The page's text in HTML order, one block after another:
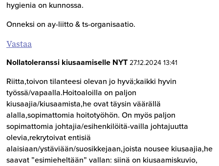
hygienia on kunnossa.
Onneksi on ay-liitto & ts-organisaatio.
Vastaa
Nollatoleranssi kiusaamiselle NYT 27.12.2024 13:41
Riitta,toivon tilanteesi olevan jo hyvä;kaikki hyvin
työssä/vapaalla.Hoitoaloilla on paljon
kiusaajia/kiusaamista,he ovat täysin väärällä
alalla,sopimattomia hoitotyöhön. On myös paljon
sopimattomia johtajia/esihenkilöitä-vailla johtajuutta
olevia,rekrytoivat entisiä
alaisiaan/ystäviään/suosikkejaan,joista nousee kiusaajia,he
saavat ”esimieheltään” vallan: siinä on kiusaamiskuvio,